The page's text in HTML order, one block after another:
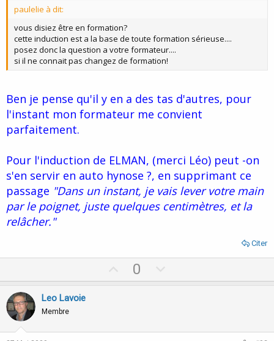
paulelie à dit:
vous disiez être en formation?
cette induction est a la base de toute formation sérieuse....
posez donc la question a votre formateur....
si il ne connait pas changez de formation!
Ben je pense qu'il y en a des tas d'autres, pour
l'instant mon formateur me convient
parfaitement.
Pour l'induction de ELMAN, (merci Léo) peut -on
s'en servir en auto hynose ?, en supprimant ce
passage "Dans un instant, je vais lever votre main
par le poignet, juste quelques centimètres, et la
relâcher."
Citer
p
t
0
o
v
Leo Lavoie
Membre